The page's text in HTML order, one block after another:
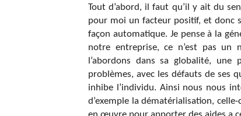
Tout d’abord, il faut qu’il y ait du
pour moi un facteur positif, et donc
façon automatique. Je pense à la
notre entreprise, ce n’est pas un
l’abordons dans sa globalité,
problèmes, avec les défauts de ses
inhibe l’individu. Ainsi nous nous
d’exemple la dématérialisation,